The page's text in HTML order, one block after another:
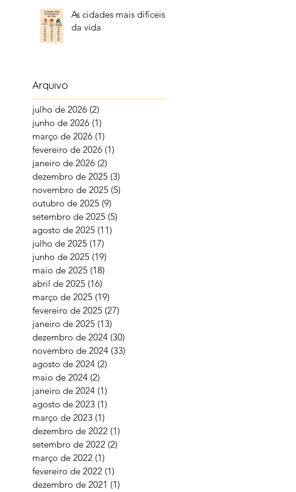
As cidades mais difíceis
da vida
Arquivo
julho de 2026 (2)
junho de 2026 (1)
março de 2026 (1)
fevereiro de 2026 (1)
janeiro de 2026 (2)
dezembro de 2025 (3)
novembro de 2025 (5)
outubro de 2025 (9)
setembro de 2025 (5)
agosto de 2025 (11)
julho de 2025 (17)
junho de 2025 (19)
maio de 2025 (18)
abril de 2025 (16)
março de 2025 (19)
fevereiro de 2025 (27)
janeiro de 2025 (13)
dezembro de 2024 (30)
novembro de 2024 (33)
agosto de 2024 (2)
maio de 2024 (2)
janeiro de 2024 (1)
agosto de 2023 (1)
março de 2023 (1)
dezembro de 2022 (1)
setembro de 2022 (2)
março de 2022 (1)
fevereiro de 2022 (1)
dezembro de 2021 (1)